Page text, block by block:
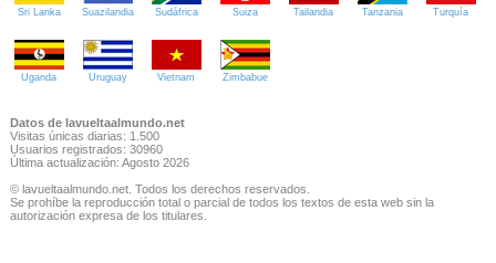
Sri Lanka Suazilandia Sudáfrica Suiza Tailandia Tanzania Turquía
Uganda Uruguay Vietnam Zimbabue
Datos de lavueltaalmundo.net
Visitas únicas diarias: 1.500
Usuarios registrados: 30960
Última actualización: Agosto 2026
© lavueltaalmundo.net. Todos los derechos reservados.
Se prohíbe la reproducción total o parcial de todos los textos de esta web sin la
autorización expresa de los titulares.